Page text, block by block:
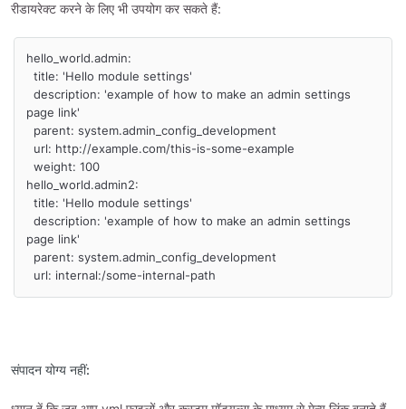
रीडायरेक्ट करने के लिए भी उपयोग कर सकते हैं:
hello_world.admin:
page link'
hello_world.admin2:
page link'
  url: internal:/some-internal-path
संपादन योग्य नहीं: